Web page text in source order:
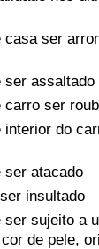
casa ser
ser assaltado
carro ser
interior do
ser atacado
insultado
ser sujeito a
de pele,
(Atual)
por País